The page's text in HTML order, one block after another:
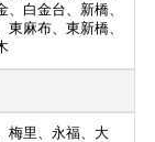
白金台、新橋、
麻布、東新橋、
梅里、永福、大